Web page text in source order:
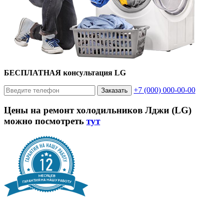
БЕСПЛАТНАЯ консультация LG
Заказать +7 (000) 000-00-00
Цены на ремонт холодильников Лджи (LG)
можно посмотреть тут